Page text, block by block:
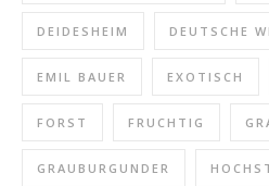
DEIDESHEIM DEUTSCHE
EMIL BAUER EXOTISCH
FORST FRUCHTIG
GRAUBURGUNDER